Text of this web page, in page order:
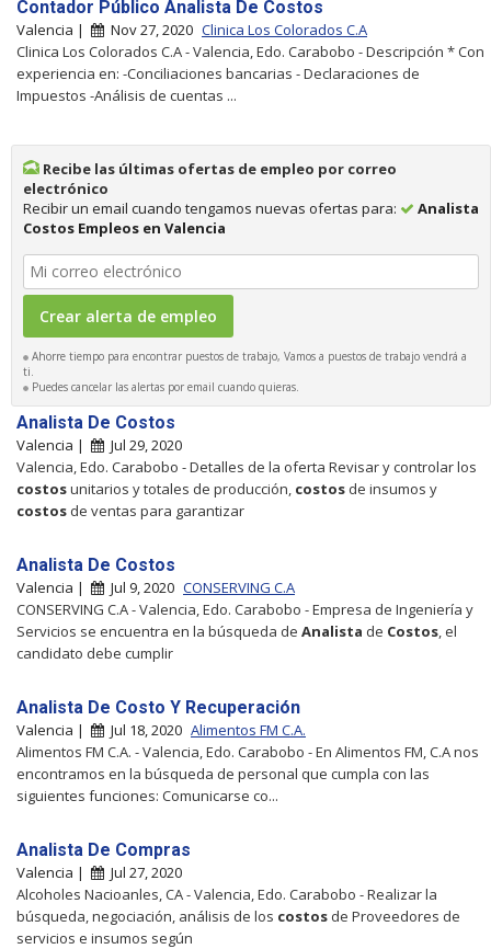
Contador Público Analista De Costos
Valencia | Nov 27, 2020 Clinica Los Colorados C.A
Clinica Los Colorados C.A - Valencia, Edo. Carabobo - Descripción * Con
experiencia en: -Conciliaciones bancarias - Declaraciones de
Impuestos -Análisis de cuentas ...
Recibe las últimas ofertas de empleo por correo
electrónico
Recibir un email cuando tengamos nuevas ofertas para:
Analista
Costos Empleos en Valencia
Ahorre tiempo para encontrar puestos de trabajo, Vamos a puestos de trabajo vendrá a
ti.
Puedes cancelar las alertas por email cuando quieras.
Analista De Costos
Valencia |
Jul 29, 2020
Valencia, Edo. Carabobo - Detalles de la oferta Revisar y controlar los
costosunitarios y totales de producción, costos de insumos y
costos de ventas para garantizar
Analista De Costos
Valencia | Jul 9, 2020 CONSERVING C.A
CONSERVING C.A - Valencia, Edo. Carabobo - Empresa de Ingeniería y
Servicios se encuentra en la búsqueda de Analista de Costos , el
candidato debe cumplir
Analista De Costo Y Recuperación
Valencia | Jul 18, 2020 Alimentos FM C.A.
Alimentos FM C.A. - Valencia, Edo. Carabobo - En Alimentos FM, C.A nos
encontramos en la búsqueda de personal que cumpla con las
siguientes funciones: Comunicarse co...
Analista De Compras
Valencia |
Jul 27, 2020
Alcoholes Nacioanles, CA - Valencia, Edo. Carabobo - Realizar la
búsqueda, negociación, análisis de los costos de Proveedores de
servicios e insumos según